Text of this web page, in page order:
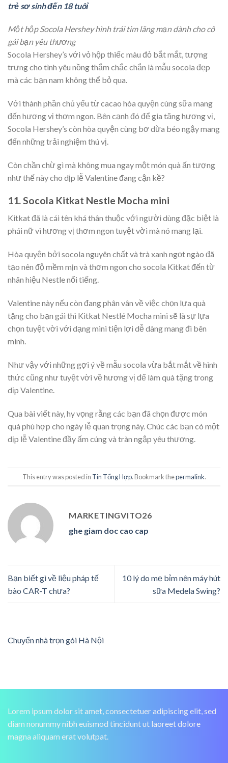
trẻ sơ sinh đến 18 tuôỉ
Một hộp Socola Hershey hình trái tim lãng mạn dành cho cô
gái bạn yêu thương
Socola Hershey’s với vỏ hộp thiếc màu đỏ bắt mắt, tượng
trưng cho tình yêu nồng thắm chắc chắn là mẫu socola đẹp
mà các bạn nam không thể bỏ qua.
Với thành phần chủ yếu từ cacao hòa quyện cùng sữa mang
đến hương vị thơm ngon. Bên cạnh đó để gia tăng hương vị,
Socola Hershey’s còn hòa quyện cùng bơ dừa béo ngậy mang
đến những trải nghiệm thú vị.
Còn chần chừ gì mà không mua ngay một món quà ấn tượng
như thế này cho dịp lễ Valentine đang cận kề?
11. Socola Kitkat Nestle Mocha mini
Kitkat đã là cái tên khá thân thuộc với người dùng đặc biệt là
phái nữ vì hương vị thơm ngon tuyệt vời mà nó mang lại.
Hòa quyện bởi socola nguyên chất và trà xanh ngọt ngào đã
tạo nên độ mềm mịn và thơm ngon cho socola Kitkat đến từ
nhãn hiệu Nestle nổi tiếng.
Valentine này nếu còn đang phân vân về việc chọn lựa quà
tặng cho bạn gái thì Kitkat Nestlé Mocha mini sẽ là sự lựa
chọn tuyệt vời với dạng mini tiện lợi dễ dàng mang đi bên
mình.
Như vậy với những gợi ý về mẫu socola vừa bắt mắt về hình
thức cũng như tuyệt vời về hương vị để làm quà tặng trong
dịp Valentine.
Qua bài viết này, hy vọng rằng các bạn đã chọn được món
quà phù hợp cho ngày lễ quan trọng này. Chúc các bạn có một
dịp lễ Valentine đầy ấm cúng và tràn ngập yêu thương.
This entry was posted in Tin Tổng Hợp. Bookmark thepermalink.
MARKETINGVITO26
ghe giam doc cao cap
Bạn biết gì về liệu pháp tế
bào CAR-T chưa?
10 lý do mẹ bỉm nên máy hút
sữa Medela Swing?
Chuyển nhà trọn gói Hà Nội
Lorem ipsum dolor sit amet, consectetuer adipiscing elit, sed
diam nonummy nibh euismod tincidunt ut laoreet dolore
magna aliquam erat volutpat.